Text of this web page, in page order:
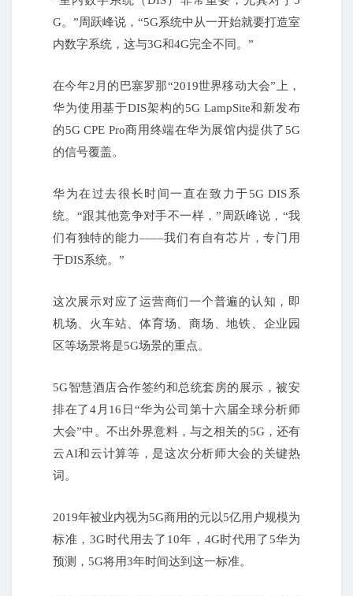
G。 ”周跃峰说，“5G系统中从一开始就要打造室
内数字系统，这与3G和4G完全不同。 ”
在今年2月的巴塞罗那“2019世界移动大会”上，
华为使用基于DIS架构的5G LampSite和新发布
的5G CPE Pro商用终端在华为展馆内提供了5G
的信号覆盖。
华为在过去很长时间一直在致力于5G DIS系
统。 “跟其他竞争对手不一样，”周跃峰说，“我
们有独特的能力——我们有自有芯片，专门用
于DIS系统。 ”
这次展示对应了运营商们一个普遍的认知，即
机场、火车站、体育场、商场、地铁、企业园
区等场景将是5G场景的重点。
5G智慧酒店合作签约和总统套房的展示，被安
排在了4月16日“华为公司第十六届全球分析师
大会”中。 不出外界意料，与之相关的5G，还有
云AI和云计算等，是这次分析师大会的关键热
词。
2019年被业内视为5G商用的元以5亿用户规模为
标准，3G时代用去了10年，4G时代用了5华为
预测，5G将用3年时间达到这一标准。